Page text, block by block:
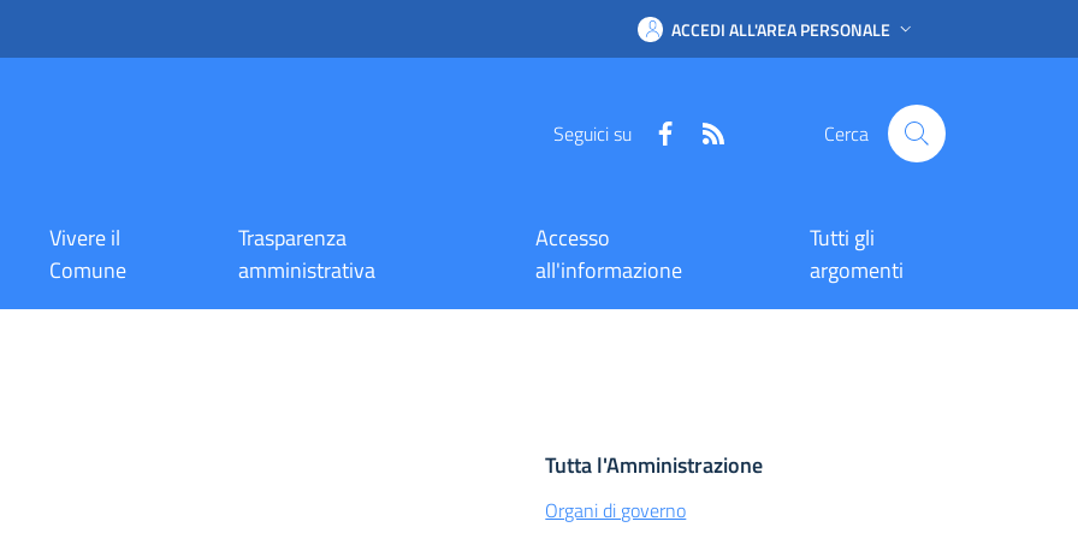
ACCEDI ALL'AREA PERSONALE
Seguici su Facebook Cerca
Vivere il
Comune
Trasparenza
amministrativa
Accesso
all'informazione
Tutti gli
argomenti
Tutta l'Amministrazione
Organi di governo